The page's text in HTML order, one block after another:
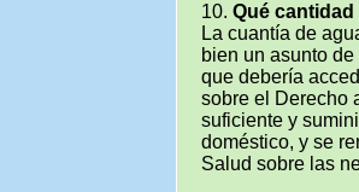
10. Qué
La cuantía de
bien un asunto
que debería
sobre el Derecho
suficiente y
doméstico, y se
Salud sobre las